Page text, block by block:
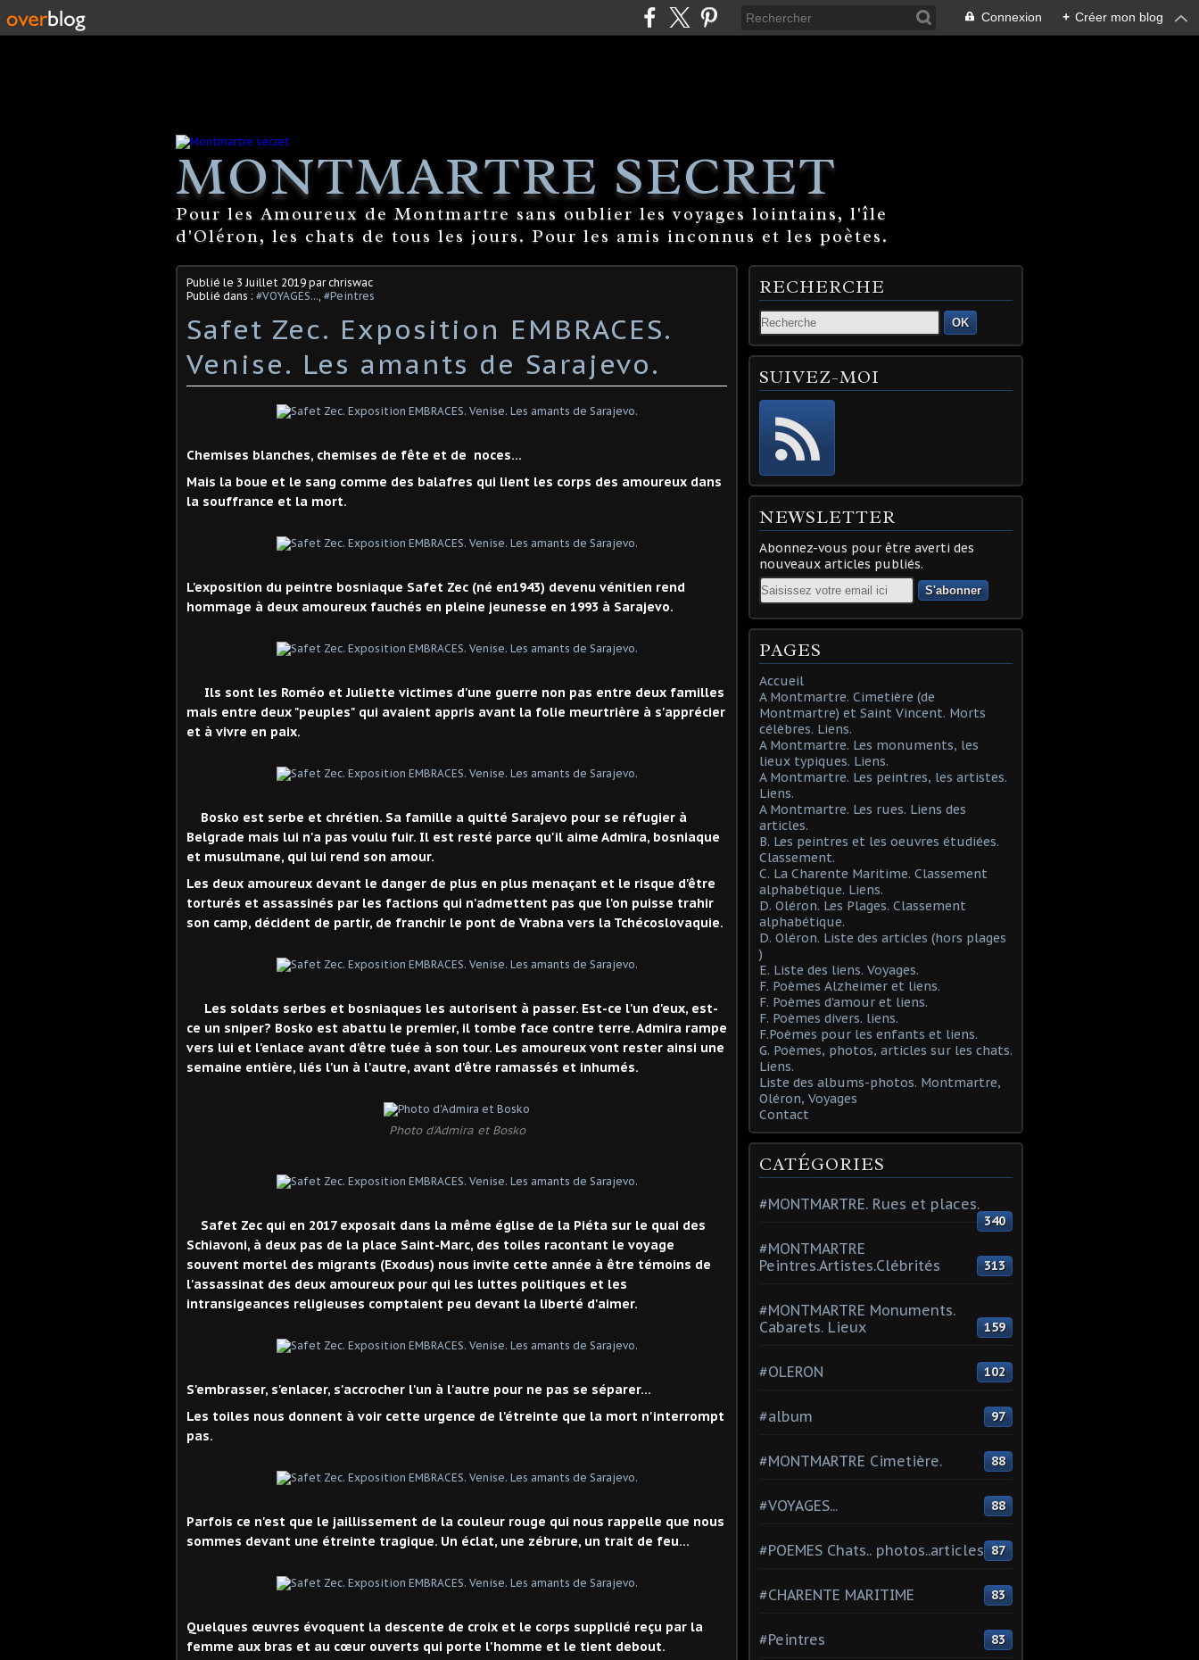
Connexion + Créer mon blog
MONTMARTRE SECRET
Pour les Amoureux de Montmartre sans oublier les voyages lointains, l'île
d'Oléron, les chats de tous les jours. Pour les amis inconnus et les poètes.
Publié le 3 Juillet 2019 par chriswac
Publié dans : #VOYAGES... #Peintres
Safet Zec. Exposition EMBRACES.
Venise. Les amants de Sarajevo.
Chemises blanches, chemises de fête et de noces...
Mais la boue et le sang comme des balafres qui lient les corps des amoureux dans
la souffrance et la mort.
L'exposition du peintre bosniaque Safet Zec (né en1943) devenu vénitien rend
hommage à deux amoureux fauchés en pleine jeunesse en 1993 à Sarajevo.
Ils sont les Roméo et Juliette victimes d'une guerre non pas entre deux familles
mais entre deux "peuples" qui avaient appris avant la folie meurtrière à s'apprécier
et à vivre en paix.
Bosko est serbe et chrétien. Sa famille a quitté Sarajevo pour se réfugier à
Belgrade mais lui n'a pas voulu fuir. Il est resté parce qu'il aime Admira, bosniaque
et musulmane, qui lui rend son amour.
Les deux amoureux devant le danger de plus en plus menaçant et le risque d'être
torturés et assassinés par les factions qui n'admettent pas que l'on puisse trahir
son camp, décident de partir, de franchir le pont de Vrabna vers la Tchécoslovaquie.
Les soldats serbes et bosniaques les autorisent à passer. Est-ce l'un d'eux, est-
ce un sniper? Bosko est abattu le premier, il tombe face contre terre. Admira rampe
vers lui et l'enlace avant d'être tuée à son tour. Les amoureux vont rester ainsi une
semaine entière, liés l'un à l'autre, avant d'être ramassés et inhumés.
Photo d'Admira et Bosko
Safet Zec qui en 2017 exposait dans la même église de la Piéta sur le quai des
Schiavoni, à deux pas de la place Saint-Marc, des toiles racontant le voyage
souvent mortel des migrants (Exodus) nous invite cette année à être témoins de
l'assassinat des deux amoureux pour qui les luttes politiques et les
intransigeances religieuses comptaient peu devant la liberté d'aimer.
S'embrasser, s'enlacer, s'accrocher l'un à l'autre pour ne pas se séparer…
Les toiles nous donnent à voir cette urgence de l'étreinte que la mort n'interrompt
pas.
Parfois ce n'est que le jaillissement de la couleur rouge qui nous rappelle que nous
sommes devant une étreinte tragique. Un éclat, une zébrure, un trait de feu...
Quelques œuvres évoquent la descente de croix et le corps supplicié reçu par la
femme aux bras et au cœur ouverts qui porte l'homme et le tient debout.
RECHERCHE
OK
SUIVEZ-MOI
NEWSLETTER
Abonnez-vous pour être averti des
nouveaux articles publiés.
Email
PAGES
Accueil
A Montmartre. Cimetière (de
Montmartre) et Saint Vincent. Morts
célèbres. Liens.
A Montmartre. Les monuments, les
lieux typiques. Liens.
A Montmartre. Les peintres, les artistes.
Liens.
A Montmartre. Les rues. Liens des
articles.
B. Les peintres et les oeuvres étudiées.
Classement.
C. La Charente Maritime. Classement
alphabétique. Liens.
D. Oléron. Les Plages. Classement
alphabétique.
D. Oléron. Liste des articles (hors plages
)
E. Liste des liens. Voyages.
F. Poèmes Alzheimer et liens.
F. Poèmes d'amour et liens.
F. Poèmes divers. liens.
F.Poèmes pour les enfants et liens.
G. Poèmes, photos, articles sur les chats.
Liens.
Liste des albums-photos. Montmartre,
Oléron, Voyages
Contact
CATÉGORIES
#MONTMARTRE. Rues et places.
340
#MONTMARTRE
Peintres.Artistes.Clébrités
313
#MONTMARTRE Monuments.
Cabarets. Lieux
159
#OLERON 102
#album 97
#MONTMARTRE Cimetière. 88
#VOYAGES... 88
#POEMES Chats.. photos..articles 87
#CHARENTE MARITIME 83
#Peintres 83